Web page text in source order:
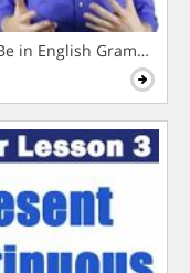
in English Grammar